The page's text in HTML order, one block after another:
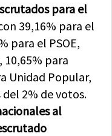
para el
39,16% para el
para el PSOE,
10,65% para
Unidad Popular,
2% de votos.
al